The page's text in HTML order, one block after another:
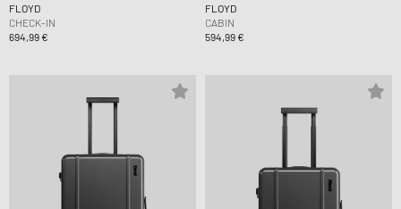
FLOYD
CHECK-IN
694,99 €
FLOYD
CABIN
594,99 €